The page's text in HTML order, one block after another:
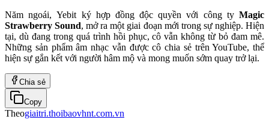
Năm ngoái, Yebit ký hợp đồng độc quyền với công ty Magic
Strawberry Sound, mở ra một giai đoạn mới trong sự nghiệp. Hiện
tại, dù đang trong quá trình hồi phục, cô vẫn không từ bỏ đam mê.
Những sản phẩm âm nhạc vẫn được cô chia sẻ trên YouTube, thể
hiện sự gắn kết với người hâm mộ và mong muốn sớm quay trở lại.
Chia sẻ
Copy
Theogiaitri.thoibaovhnt.com.vn